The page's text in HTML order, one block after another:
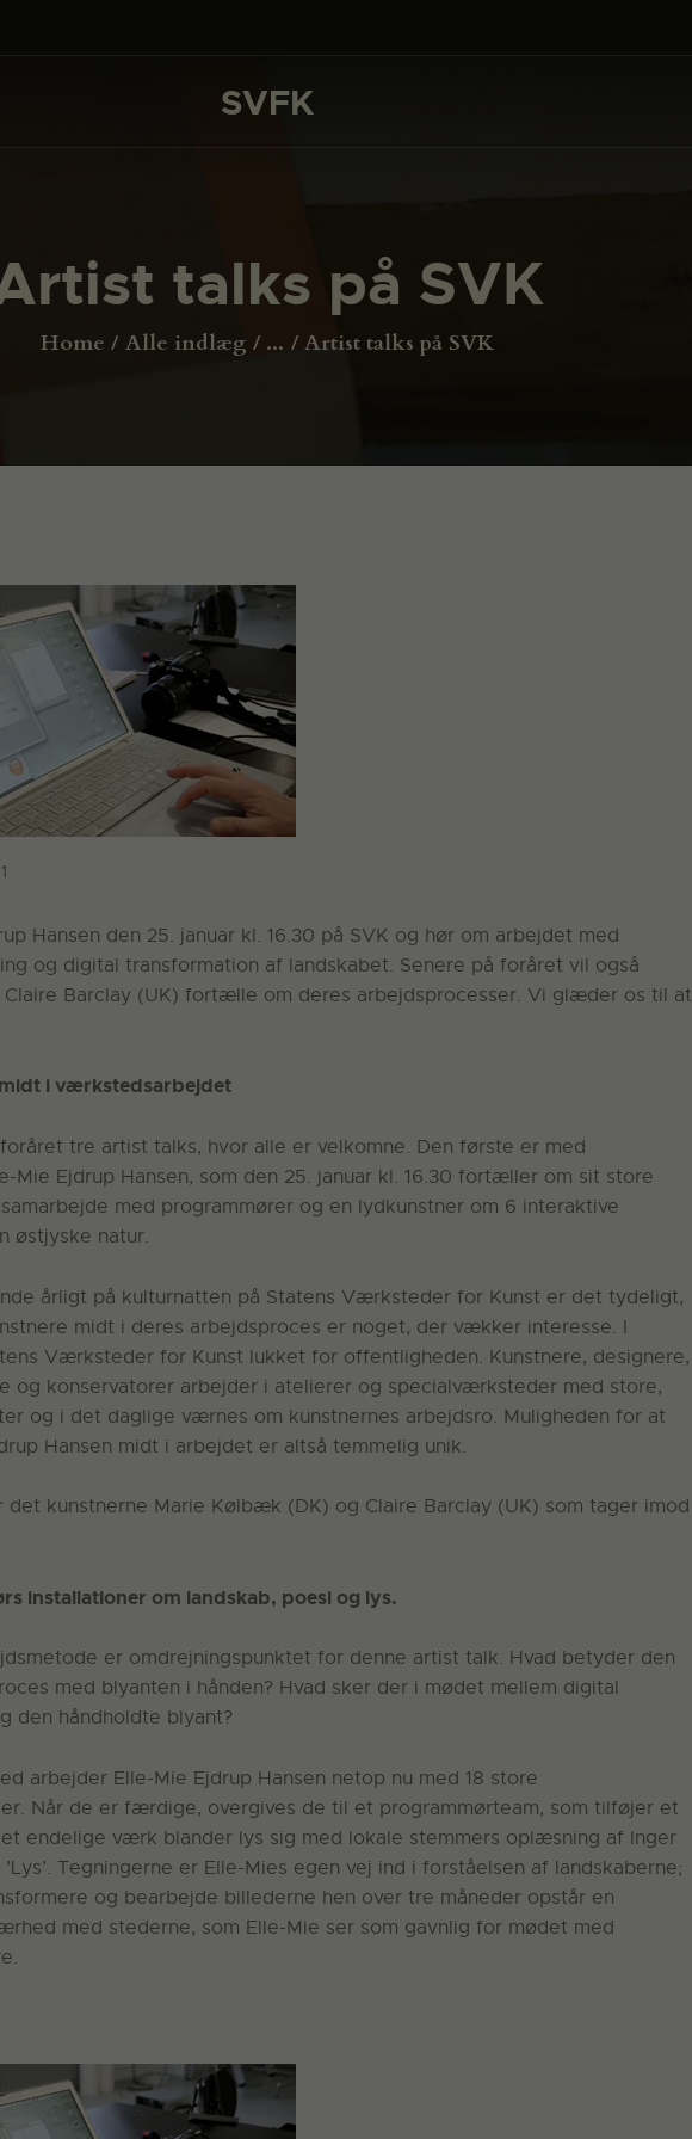
SVFK
talks på SVK
Home Alle indlæg ... Artist talks på SVK
SVFK
PROJEKTER
OM SVFK
ENGLISH
Hansen den 25. januar kl. 16.30 på SVK og hør om arbejdet med
og digital transformation af landskabet. Senere på foråret vil også
Barclay (UK) fortælle om deres arbejdsprocesser. Vi glæder os til at
i værkstedsarbejdet
tre artist talks, hvor alle er velkomne. Den første er med
Mie Ejdrup Hansen, som den 25. januar kl. 16.30 fortæller om sit store
samarbejde med programmører og en lydkunstner om 6 interaktive
østjyske natur.
årligt på kulturnatten på Statens Værksteder for Kunst er det tydeligt,
midt i deres arbejdsproces er noget, der vækker interesse. I
Værksteder for Kunst lukket for offentligheden. Kunstnere, designere,
og konservatorer arbejder i atelierer og specialværksteder med store,
og i det daglige værnes om kunstnernes arbejdsro. Muligheden for at
Hansen midt i arbejdet er altså temmelig unik.
det kunstnerne Marie Kølbæk (DK) og Claire Barclay (UK) som tager imod
installationer om landskab, poesi og lys.
er omdrejningspunktet for denne artist talk. Hvad betyder den
med blyanten i hånden? Hvad sker der i mødet mellem digital
den håndholdte blyant?
arbejder Elle-Mie Ejdrup Hansen netop nu med 18 store
Når de er færdige, overgives de til et programmørteam, som tilføjer et
endelige værk blander lys sig med lokale stemmers oplæsning af Inger
Tegningerne er Elle-Mies egen vej ind i forståelsen af landskaberne;
og bearbejde billederne hen over tre måneder opstår en
med stederne, som Elle-Mie ser som gavnlig for mødet med